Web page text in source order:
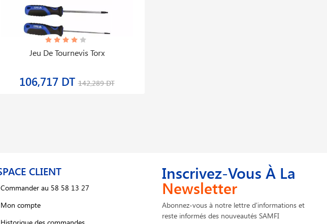
Jeu De Tournevis Torx
106,717 DT142,289 DT
CLIENT
Commander au 58 58 13 27
Mon compte
Inscrivez-Vous À La
Newsletter
Abonnez-vous à notre lettre d'informations et
reste informés des nouveautés SAMFI